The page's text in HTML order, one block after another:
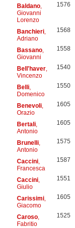
Baldano,
Giovanni
Lorenzo
1576
Banchieri,
Adriano
1568
Bassano,
Giovanni
1558
Bell'haver,
Vincenzo
1540
Belli,
Domenico
1550
Benevoli,
Orazio
1605
Bertali,
Antonio
1605
Brunelli,
Antonio
1575
Caccini,
Francesca
1587
Caccini,
Giulio
1551
Carissimi,
Giacomo
1605
Caroso,
Fabritio
1525